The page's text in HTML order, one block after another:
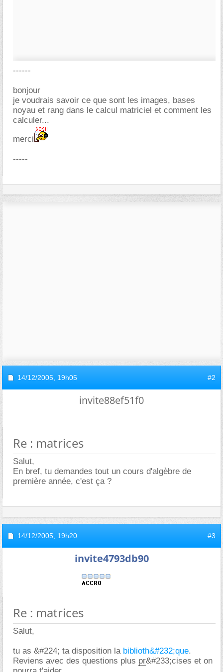
------
bonjour
je voudrais savoir ce que sont les images, bases
noyau et rang dans le calcul matriciel et comment les
calculer...
merci
-----
14/12/2005, 19h05 #2
invite88ef51f0
Re : matrices
Salut,
En bref, tu demandes tout un cours d'algèbre de
première année, c'est ça ?
14/12/2005, 19h20 #3
invite4793db90
Re : matrices
Salut,
tu as &#224; ta disposition la biblioth&#232;que.
Reviens avec des questions plus pr&#233;cises et on